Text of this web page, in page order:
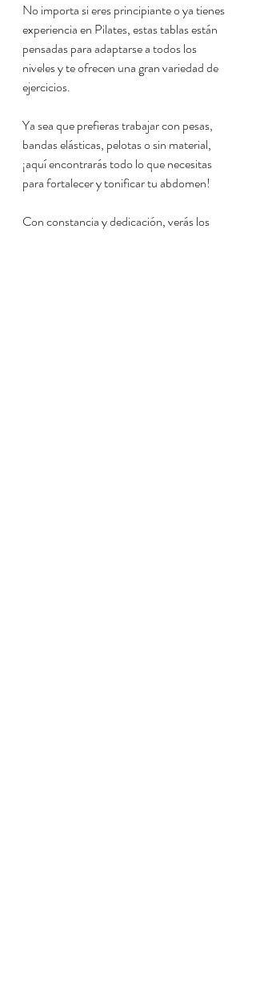
No importa si eres principiante o ya tienes
experiencia en Pilates, estas tablas están
pensadas para adaptarse a todos los
niveles y te ofrecen una gran variedad de
ejercicios.
Ya sea que prefieras trabajar con pesas,
bandas elásticas, pelotas o sin material,
¡aquí encontrarás todo lo que necesitas
para fortalecer y tonificar tu abdomen!
Con constancia y dedicación, verás los